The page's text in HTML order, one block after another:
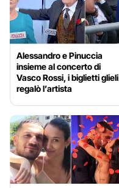
Alessandro e Pinuccia
insieme al concerto di
Vasco Rossi, i biglietti glieli
regalò l’artista